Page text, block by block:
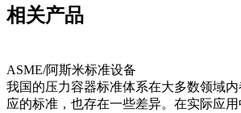
相关产品
ASME/阿斯米标准设备
我国的压力容器标准体系在大多数领域
应的标准，也存在一些差异。在实际应